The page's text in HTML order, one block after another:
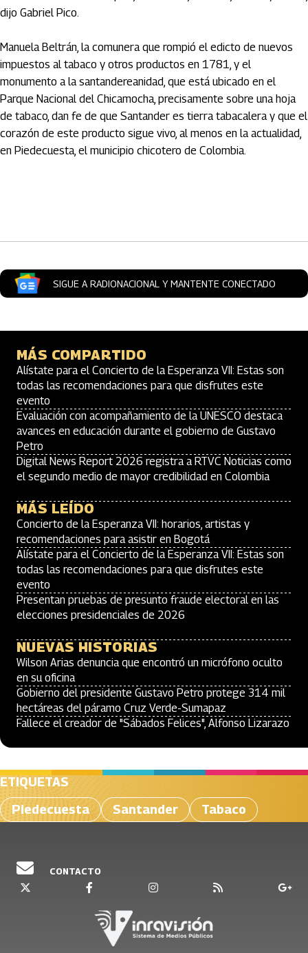
dijo Gabriel Pico.
Manuela Beltrán, la comunera que rompió el edicto de nuevos
impuestos al tabaco y otros productos en 1781, y el
monumento a la santandereanidad, que está ubicado en el
Parque Nacional del Chicamocha, precisamente sobre una hoja
de tabaco, dan fe de que Santander es tierra tabacalera y que el
corazón de este producto sigue vivo, al menos en la actualidad,
en Piedecuesta, el municipio chicotero de Colombia.
SIGUE A RADIONACIONAL Y MANTENTE CONECTADO
MÁS COMPARTIDO
Alístate para el Concierto de la Esperanza VII: Estas son
todas las recomendaciones para que disfrutes este
evento
Evaluación con acompañamiento de la UNESCO destaca
avances en educación durante el gobierno de Gustavo
Petro
Digital News Report 2026 registra a RTVC Noticias como
el segundo medio de mayor credibilidad en Colombia
MÁS LEÍDO
Concierto de la Esperanza VII: horarios, artistas y
recomendaciones para asistir en Bogotá
Alístate para el Concierto de la Esperanza VII: Estas son
todas las recomendaciones para que disfrutes este
evento
Presentan pruebas de presunto fraude electoral en las
elecciones presidenciales de 2026
NUEVAS HISTORIAS
Wilson Arias denuncia que encontró un micrófono oculto
en su oficina
Gobierno del presidente Gustavo Petro protege 314 mil
hectáreas del páramo Cruz Verde-Sumapaz
Fallece el creador de "Sábados Felices", Alfonso Lizarazo
ETIQUETAS
Piedecuesta
Santander Tabaco
CONTACTO